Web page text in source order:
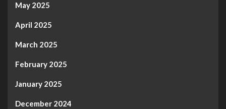
May 2025
April 2025
March 2025
February 2025
January 2025
December 2024